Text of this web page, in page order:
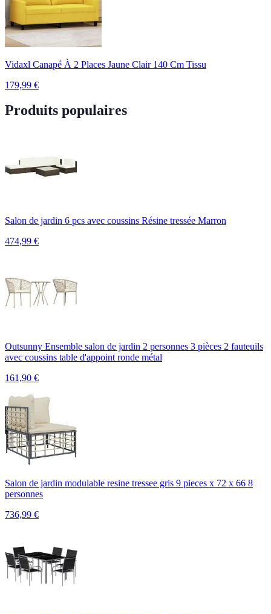
Vidaxl Canapé À 2 Places Jaune Clair 140 Cm Tissu
179,99 €
Produits populaires
Salon de jardin 6 pcs avec coussins Résine tressée Marron
474,99 €
Outsunny Ensemble salon de jardin 2 personnes 3 pièces 2 fauteuils
avec coussins table d'appoint ronde métal
161,90 €
Salon de jardin modulable resine tressee gris 9 pieces x 72 x 66 8
personnes
736,99 €